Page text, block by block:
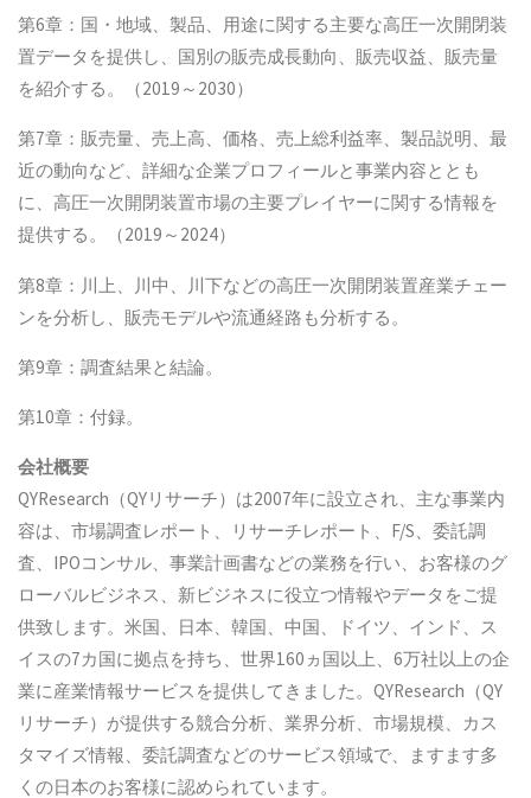
第6章：国・地域、製品、用途に関する主要な高圧一次開閉装
置データを提供し、国別の販売成長動向、販売収益、販売量
を紹介する。（2019～2030）
第7章：販売量、売上高、価格、売上総利益率、製品説明、最
近の動向など、詳細な企業プロフィールと事業内容ととも
に、高圧一次開閉装置市場の主要プレイヤーに関する情報を
提供する。（2019～2024）
第8章：川上、川中、川下などの高圧一次開閉装置産業チェー
ンを分析し、販売モデルや流通経路も分析する。
第9章：調査結果と結論。
第10章：付録。
会社概要
QYResearch（QYリサーチ）は2007年に設立され、主な事業内
容は、市場調査レポート、リサーチレポート、F/S、委託調
査、IPOコンサル、事業計画書などの業務を行い、お客様のグ
ローバルビジネス、新ビジネスに役立つ情報やデータをご提
供致します。米国、日本、韓国、中国、ドイツ、インド、ス
イスの7カ国に拠点を持ち、世界160ヵ国以上、6万社以上の企
業に産業情報サービスを提供してきました。QYResearch（QY
リサーチ）が提供する競合分析、業界分析、市場規模、カス
タマイズ情報、委託調査などのサービス領域で、ますます多
くの日本のお客様に認められています。